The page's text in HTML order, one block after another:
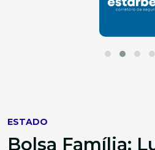
ESTADO
Bolsa Família: